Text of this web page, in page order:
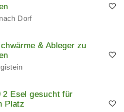
Dorf
& Ableger zu
2 Esel gesucht für
Platz